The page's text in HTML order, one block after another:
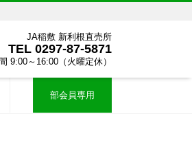
JA稲敷 新利根直売所
TEL 0297-87-5871
9:00～16:00（火曜定休）
部会員専用